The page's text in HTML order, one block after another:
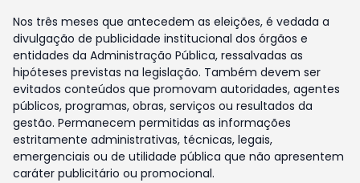
Nos três meses que antecedem as eleições, é vedada a
divulgação de publicidade institucional dos órgãos e
entidades da Administração Pública, ressalvadas as
hipóteses previstas na legislação. Também devem ser
evitados conteúdos que promovam autoridades, agentes
públicos, programas, obras, serviços ou resultados da
gestão. Permanecem permitidas as informações
estritamente administrativas, técnicas, legais,
emergenciais ou de utilidade pública que não apresentem
caráter publicitário ou promocional.